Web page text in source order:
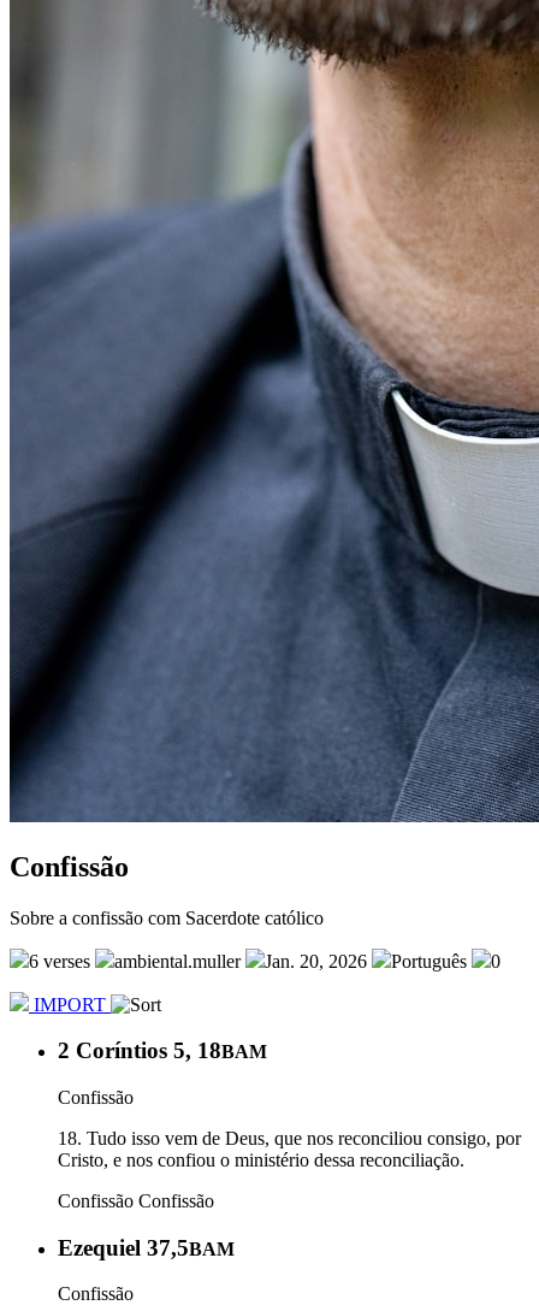
Confissão
Sobre a confissão com Sacerdote católico
6 verses ambiental.muller Jan. 20, 2026 Português 0
IMPORT
2 Coríntios 5, 18BAM
Confissão
18. Tudo isso vem de Deus, que nos reconciliou consigo, por
Cristo, e nos confiou o ministério dessa reconciliação.
Confissão Confissão
Ezequiel 37,5BAM
Confissão